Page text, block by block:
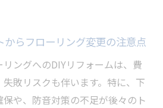
からフローリング変更の注意点
ングへのDIYリフォームは、費
敗リスクも伴います。特に、下
や、防音対策の不足が後々のト